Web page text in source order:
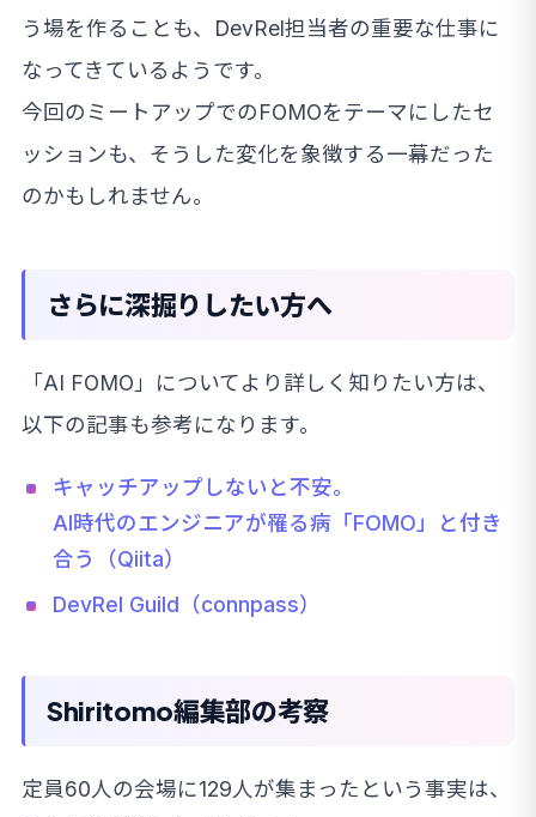
う場を作ることも、DevRel担当者の重要な仕事に
なってきているようです。
今回のミートアップでのFOMOをテーマにしたセ
ッションも、そうした変化を象徴する一幕だった
のかもしれません。
さらに深掘りしたい方へ
「AI FOMO」についてより詳しく知りたい方は、
以下の記事も参考になります。
キャッチアップしないと不安。
AI時代のエンジニアが罹る病「FOMO」と付き
合う（Qiita）
DevRel Guild（connpass）
Shiritomo編集部の考察
定員60人の会場に129人が集まったという事実は、